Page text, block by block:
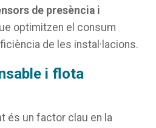
de presència i
optimitzen el consum
de les instal·lacions.
i flota
és un factor clau en la